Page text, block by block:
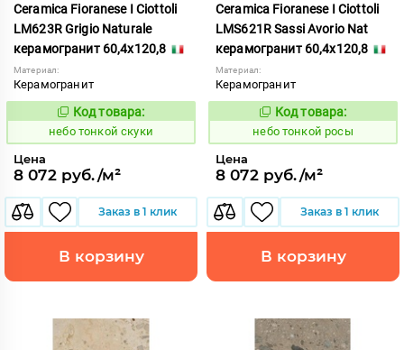
Ceramica Fioranese I Ciottoli
LM623R Grigio Naturale
керамогранит 60,4x120,8
Материал:
Керамогранит
1122219
Код товара:
небо тонкой скуки
Цена
8 072 руб./м²
Заказ в 1 клик
В корзину
Ceramica Fioranese I Ciottoli
LMS621R Sassi Avorio Nat
керамогранит 60,4x120,8
Материал:
Керамогранит
1122207
Код товара:
небо тонкой росы
Цена
8 072 руб./м²
Заказ в 1 клик
В корзину